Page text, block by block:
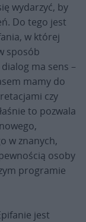
wydarzyć, by
Do tego jest
w której
sposób
ma sens –
mamy do
czy
to pozwala
w znanych,
osoby
programie
jest